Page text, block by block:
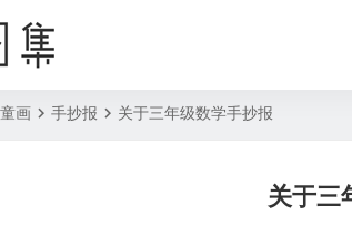
画 手抄报 关于三年级数学手抄报
关于三